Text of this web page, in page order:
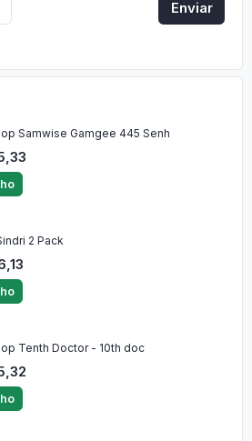
Enviar
Samwise Gamgee 445 Senh
2 Pack
Tenth Doctor - 10th doc